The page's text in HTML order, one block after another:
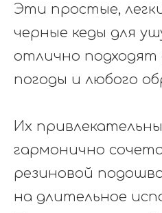
Эти простые,
черные кеды для
отлично подходят
погоды и любого
Их
гармонично
резиновой
на длительное